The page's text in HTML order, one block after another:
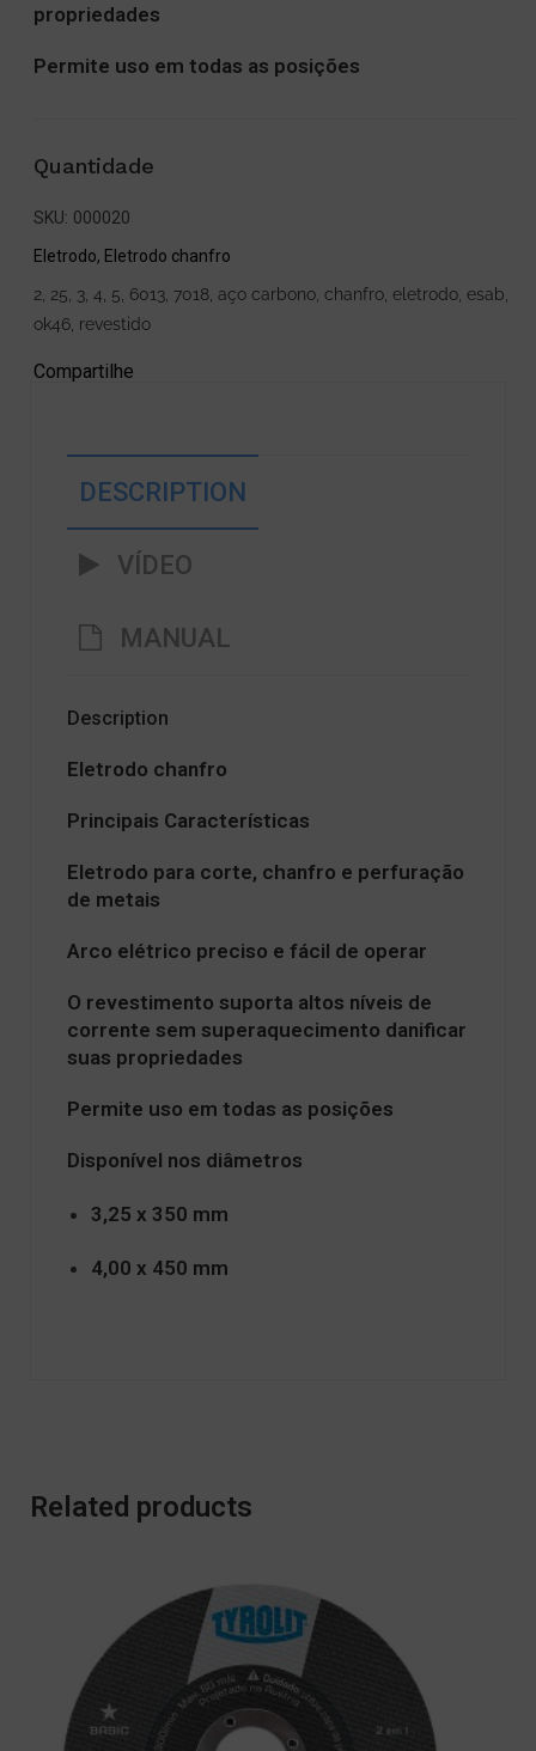
propriedades
Permite uso em todas as posições
Quantidade
SKU: 000020
Eletrodo, Eletrodo chanfro
2 25 3 4 5 6013 7018 aço carbono chanfro eletrodo esab
ok46 revestido
Compartilhe
DESCRIPTION
VÍDEO
MANUAL
Description
Eletrodo chanfro
Principais Características
Eletrodo para corte, chanfro e perfuração
de metais
Arco elétrico preciso e fácil de operar
O revestimento suporta altos níveis de
corrente sem superaquecimento danificar
suas propriedades
Permite uso em todas as posições
Disponível nos diâmetros
3,25 x 350 mm
4,00 x 450 mm
Related products